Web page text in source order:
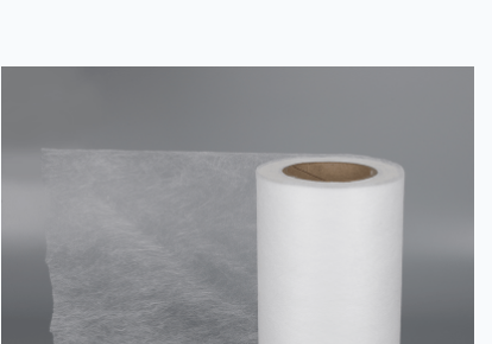
automobile, selecția materialelor are un impact crucial
interioarelor auto. Țesătura nețesă bicomponentă